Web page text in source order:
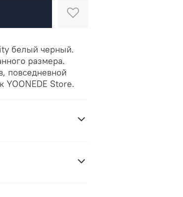
белый черный.
размера.
повседневной
YOONEDE Store.